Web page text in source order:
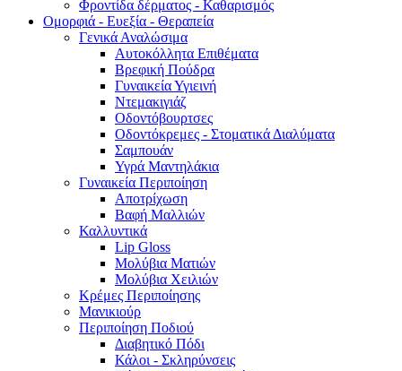
Φροντίδα δέρματος - Καθαρισμός
Ομορφιά - Ευεξία - Θεραπεία
Γενικά Αναλώσιμα
Αυτοκόλλητα Επιθέματα
Βρεφική Πούδρα
Γυναικεία Υγιεινή
Ντεμακιγιάζ
Οδοντόβουρτσες
Οδοντόκρεμες - Στοματικά Διαλύματα
Σαμπουάν
Υγρά Μαντηλάκια
Γυναικεία Περιποίηση
Αποτρίχωση
Βαφή Μαλλιών
Καλλυντικά
Lip Gloss
Μολύβια Ματιών
Μολύβια Χειλιών
Κρέμες Περιποίησης
Μανικιούρ
Περιποίηση Ποδιού
Διαβητικό Πόδι
Κάλοι - Σκληρύνσεις